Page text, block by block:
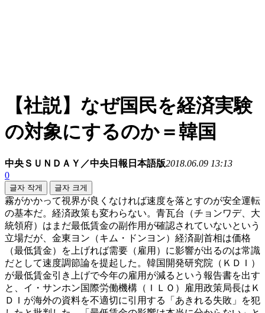
【社説】なぜ国民を経済実験
の対象にするのか＝韓国
中央ＳＵＮＤＡＹ／中央日報日本語版2018.06.09 13:13
0
글자 작게 글자 크게
霧がかかって視界が良くなければ速度を落とすのが安全運転
の基本だ。経済政策も変わらない。青瓦台（チョンワデ、大
統領府）はまだ最低賃金の副作用が確認されていないという
立場だが、金東ヨン（キム・ドンヨン）経済副首相は価格
（最低賃金）を上げれば需要（雇用）に影響が出るのは常識
だとして速度調節論を提起した。韓国開発研究院（ＫＤＩ）
が最低賃金引き上げで今年の雇用が減るという報告書を出す
と、イ・サンホン国際労働機構（ＩＬＯ）雇用政策局長はＫ
ＤＩが海外の資料を不適切に引用する「あきれる失敗」を犯